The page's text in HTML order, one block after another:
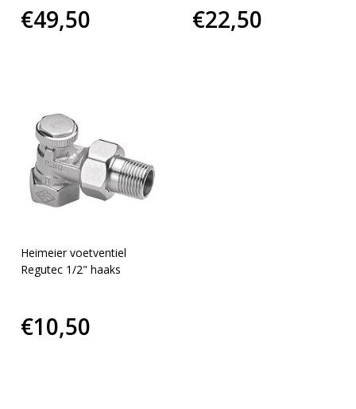
€49,50 €22,50
Heimeier voetventiel
Regutec 1/2" haaks
€10,50